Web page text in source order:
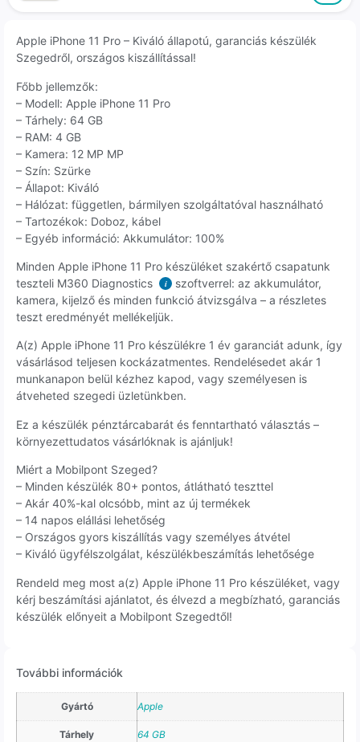
Apple iPhone 11 Pro – Kiváló állapotú, garanciás készülék
Szegedről, országos kiszállítással!
Főbb jellemzők:
– Modell: Apple iPhone 11 Pro
– Tárhely: 64 GB
– RAM: 4 GB
– Kamera: 12 MP MP
– Szín: Szürke
– Állapot: Kiváló
– Hálózat: független, bármilyen szolgáltatóval használható
– Tartozékok: Doboz, kábel
– Egyéb információ: Akkumulátor: 100%
Minden Apple iPhone 11 Pro készüléket szakértő csapatunk
teszteli M360 Diagnostics
i
szoftverrel: az akkumulátor,
kamera, kijelző és minden funkció átvizsgálva – a részletes
teszt eredményét mellékeljük.
A(z) Apple iPhone 11 Pro készülékre 1 év garanciát adunk, így
vásárlásod teljesen kockázatmentes. Rendelésedet akár 1
munkanapon belül kézhez kapod, vagy személyesen is
átveheted szegedi üzletünkben.
Ez a készülék pénztárcabarát és fenntartható választás –
környezettudatos vásárlóknak is ajánljuk!
Miért a Mobilpont Szeged?
– Minden készülék 80+ pontos, átlátható teszttel
– Akár 40%-kal olcsóbb, mint az új termékek
– 14 napos elállási lehetőség
– Országos gyors kiszállítás vagy személyes átvétel
– Kiváló ügyfélszolgálat, készülékbeszámítás lehetősége
Rendeld meg most a(z) Apple iPhone 11 Pro készüléket, vagy
kérj beszámítási ajánlatot, és élvezd a megbízható, garanciás
készülék előnyeit a Mobilpont Szegedtől!
További információk
Gyártó Apple
Tárhely 64 GB